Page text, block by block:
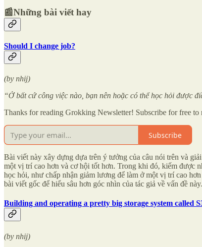
📰Những bài viết hay
Should I change job?
(by nhij)
“Ở bất cứ công việc nào, bạn nên hoặc có thể học hỏi được
Thanks for reading Grokking Newsletter! Subscribe for free
Subscribe
Bài viết này xây dựng dựa trên ý tưởng của câu nói trên và
một vị trí cao hơn và cơ hội tốt hơn. Trong khi đó, kiếm được
học hỏi, như chấp nhận giảm lương để làm ở một vị trí cao
bài viết gốc để hiểu sâu hơn góc nhìn của tác giả về vấn đề này.
Building and operating a pretty big storage system called
(by nhij)